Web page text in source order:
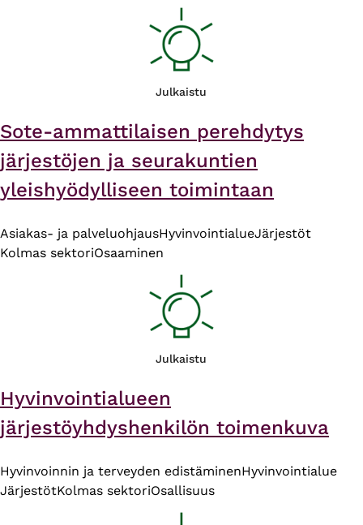
Julkaistu
Sote-ammattilaisen perehdytys
järjestöjen ja seurakuntien
yleishyödylliseen toimintaan
Asiakas- ja palveluohjausHyvinvointialueJärjestöt
Kolmas sektoriOsaaminen
Julkaistu
Hyvinvointialueen
järjestöyhdyshenkilön toimenkuva
Hyvinvoinnin ja terveyden edistäminenHyvinvointialue
JärjestötKolmas sektoriOsallisuus